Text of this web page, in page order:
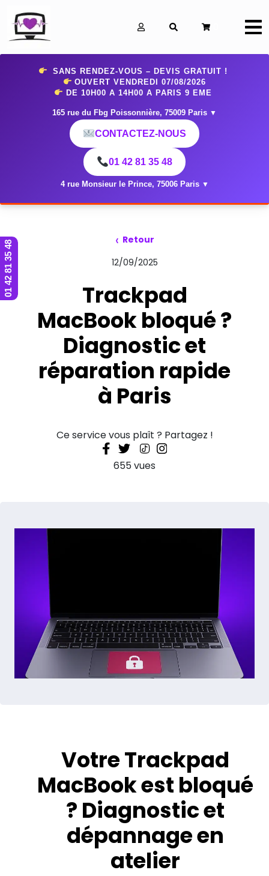
SANS RENDEZ-VOUS – DEVIS GRATUIT !
OUVERT VENDREDI 07/08/2026
DE 10H00 A 14H00 A PARIS 9 EME
165 rue du Fbg Poissonnière, 75009 Paris ▼
CONTACTEZ-NOUS
01 42 81 35 48
4 rue Monsieur le Prince, 75006 Paris ▼
‹ Retour
12/09/2025
Trackpad
MacBook bloqué ?
Diagnostic et
réparation rapide
à Paris
Ce service vous plaît ? Partagez !
655 vues
Votre Trackpad
MacBook est bloqué
? Diagnostic et
dépannage en
atelier
01 42 81 35 48